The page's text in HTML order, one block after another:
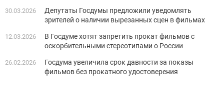
30.03.2026
Депутаты Госдумы предложили уведомлять
зрителей о наличии вырезанных сцен в фильмах
12.03.2026
В Госдуме хотят запретить прокат фильмов с
оскорбительными стереотипами о России
26.02.2026
Госдума увеличила срок давности за показы
фильмов без прокатного удостоверения